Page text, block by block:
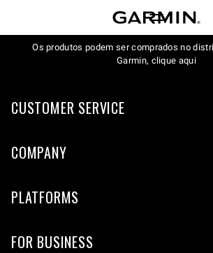
Os produtos podem ser comprados no
Garmin, clique aqui
CUSTOMER SERVICE
COMPANY
PLATFORMS
FOR BUSINESS